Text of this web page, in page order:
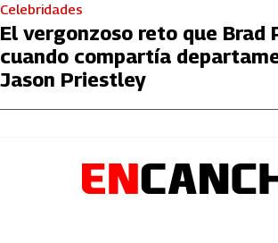
Celebridades
El vergonzoso reto que Brad
cuando compartía
Jason Priestley